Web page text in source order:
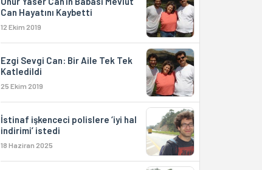
Can Hayatını Kaybetti
12 Ekim 2019
Ezgi Sevgi Can: Bir Aile Tek Tek
Katledildi
25 Ekim 2019
İstinaf işkenceci polislere ‘iyi hal
indirimi’ istedi
18 Haziran 2025